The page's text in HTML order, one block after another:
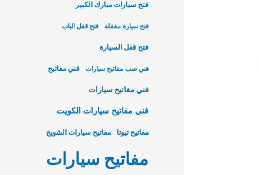
فتح سيارات مبارك الكبير
فتح سيارة مقفلة فتح قفل الباب
فتح قفل السيارة
فني صب مفاتيح سيارات فني مفاتيح
فني مفاتيح سيارات
فني مفاتيح سيارات الكويت
مفاتيح تيوتا مفاتيح سيارات الشويخ
مفاتيح سيارات